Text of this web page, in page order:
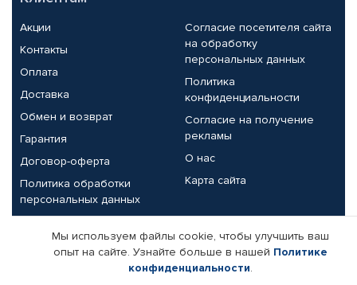
Акции
Контакты
Оплата
Доставка
Обмен и возврат
Гарантия
Договор-оферта
Политика обработки
персональных данных
Согласие посетителя сайта
на обработку
персональных данных
Политика
конфиденциальности
Согласие на получение
рекламы
О нас
Карта сайта
Партнерам
Корпоративным клиентам
Реквизиты компании
Мы используем файлы cookie, чтобы улучшить ваш
опыт на сайте. Узнайте больше в нашей Политике
конфиденциальности.